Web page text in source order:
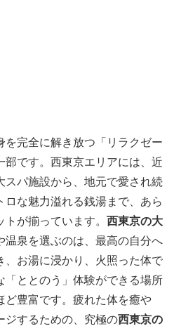
を完全に解き放つ「リラクゼー
部です。西東京エリアには、近
スパ施設から、地元で愛され続
ロな魅力溢れる銭湯まで、あら
が揃っています。 西東京の大
温泉を選ぶのは、最高の自分へ
、お湯に浸かり、火照った体で
「ととのう」体験ができる場所
ど豊富です。疲れた体を癒や
ジするための、究極の西東京の